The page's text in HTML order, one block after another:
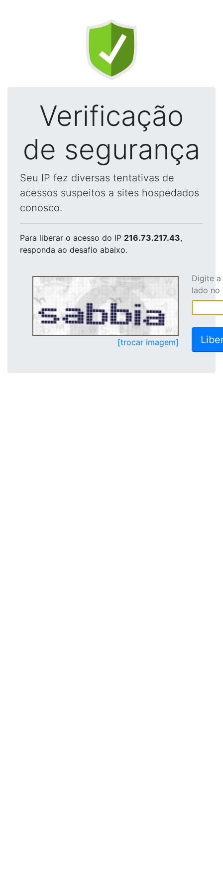
Verificação
de segurança
Seu IP fez diversas tentativas de
acessos suspeitos a sites hospedados
conosco.
Para liberar o acesso do IP 216.73.217.43,
responda ao desafio abaixo.
[trocar imagem]
Digite
lado no